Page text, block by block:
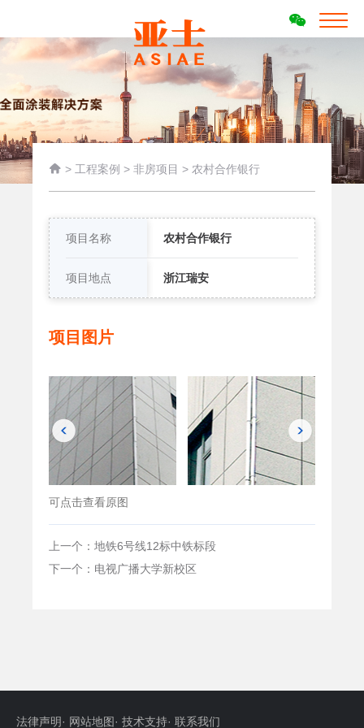
 > 工程案例 > 非房项目 > 农村合作银行
项目名称 农村合作银行
项目地点 浙江瑞安
项目图片
可点击查看原图
上一个：地铁6号线12标中铁标段
下一个：电视广播大学新校区
法律声明· 网站地图· 技术支持· 联系我们